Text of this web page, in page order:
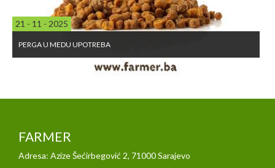
21 - 11 - 2025
PERGA U MEDU UPOTREBA
FARMER
Adresa: Azize Šećirbegović 2, 71000 Sarajevo